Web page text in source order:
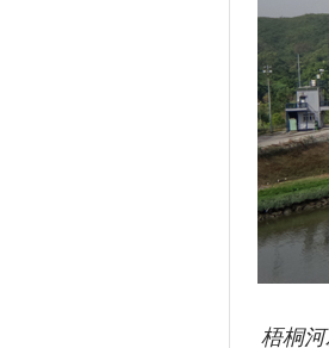
梧桐